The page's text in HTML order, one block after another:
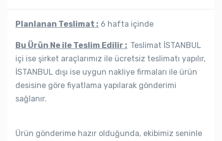
Planlanan Teslimat : 6 hafta içinde
Bu Ürün Ne ile Teslim Edilir : Teslimat İSTANBUL
içi ise şirket araçlarımız ile ücretsiz teslimatı yapılır,
İSTANBUL dışı ise uygun nakliye firmaları ile ürün
desisine göre fiyatlama yapılarak gönderimi
sağlanır.
Ürün gönderime hazır olduğunda, ekibimiz seninle